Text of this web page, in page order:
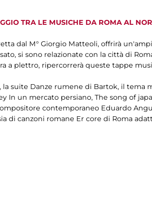
TRA LE MUSICHE DA ROMA AL
dal M° Giorgio Matteoli, offrirà
si sono relazionate con la città di
a plettro, ripercorrerà queste tappe
la suite Danze rumene di Bartok, il
In un mercato persiano, The song of
contemporaneo Eduardo
di canzoni romane Er core di Roma